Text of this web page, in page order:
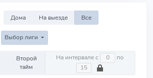
Дома На выезде Все
Выбор лиги
Второй
тайм
На интервале с по